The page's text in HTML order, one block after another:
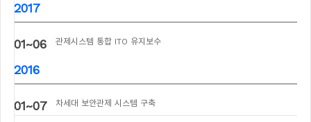
2017
01~06 관제시스템 통합 ITO 유지보수
2016
01~07 차세대 보안관제 시스템 구축